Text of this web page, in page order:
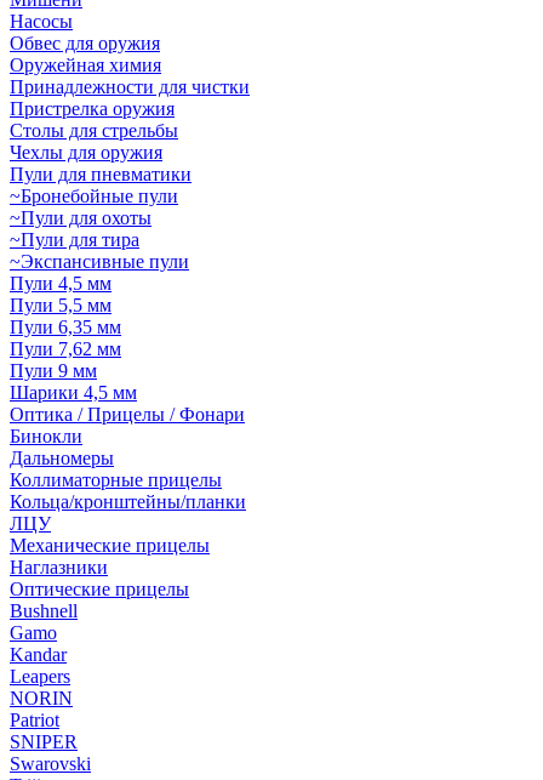
Насосы
Обвес для оружия
Оружейная химия
Принадлежности для чистки
Пристрелка оружия
Столы для стрельбы
Чехлы для оружия
Пули для пневматики
~Бронебойные пули
~Пули для охоты
~Пули для тира
~Экспансивные пули
Пули 4,5 мм
Пули 5,5 мм
Пули 6,35 мм
Пули 7,62 мм
Пули 9 мм
Шарики 4,5 мм
Оптика / Прицелы / Фонари
Бинокли
Дальномеры
Коллиматорные прицелы
Кольца/кронштейны/планки
ЛЦУ
Механические прицелы
Наглазники
Оптические прицелы
Bushnell
Gamo
Kandar
Leapers
NORIN
Patriot
SNIPER
Swarovski